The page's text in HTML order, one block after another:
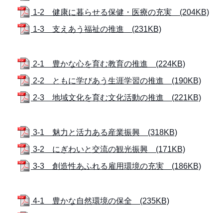
1-2 健康に暮らせる保健・医療の充実 (204KB)
1-3 支えあう福祉の推進 (231KB)
2-1 豊かな心を育む教育の推進 (224KB)
2-2 ともに学びあう生涯学習の推進 (190KB)
2-3 地域文化を育む文化活動の推進 (221KB)
3-1 魅力と活力ある産業振興 (318KB)
3-2 にぎわいと交流の観光振興 (171KB)
3-3 創造性あふれる雇用環境の充実 (186KB)
4-1 豊かな自然環境の保全 (235KB)